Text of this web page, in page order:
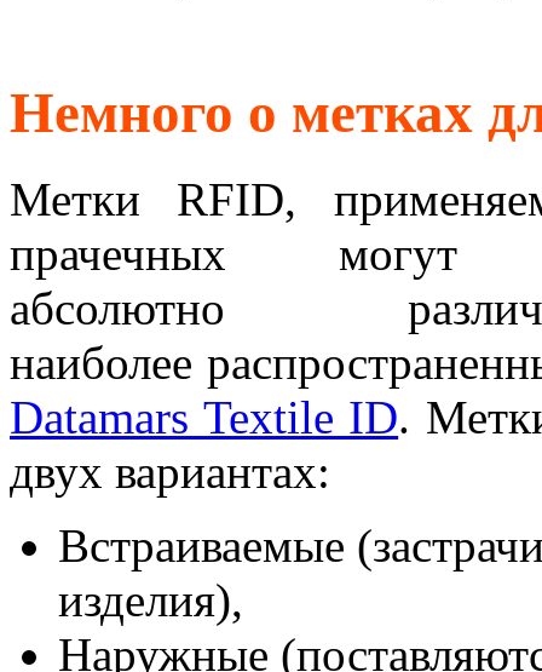
Немного о метках
Метки RFID,
прачечных могут
абсолютно
наиболее
Datamars Textile ID.
двух вариантах:
Встраиваемые
изделия),
Наружные